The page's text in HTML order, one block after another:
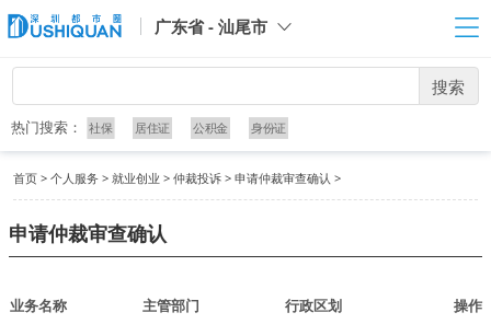
广东省 - 汕尾市
搜索
热门搜索： 社保 居住证 公积金 身份证
首页 > 个人服务 > 就业创业 > 仲裁投诉 > 申请仲裁审查确认 >
申请仲裁审查确认
业务名称 主管部门 行政区划 操作